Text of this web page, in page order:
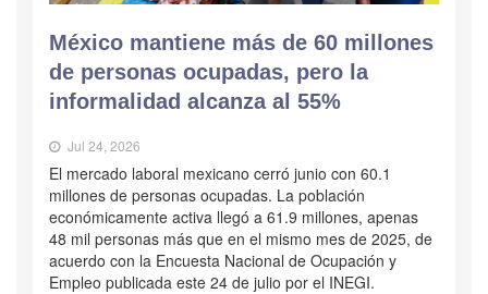
México mantiene más de 60 millones
de personas ocupadas, pero la
informalidad alcanza al 55%
Jul 24, 2026
El mercado laboral mexicano cerró junio con 60.1
millones de personas ocupadas. La población
económicamente activa llegó a 61.9 millones, apenas
48 mil personas más que en el mismo mes de 2025, de
acuerdo con la Encuesta Nacional de Ocupación y
Empleo publicada este 24 de julio por el INEGI.